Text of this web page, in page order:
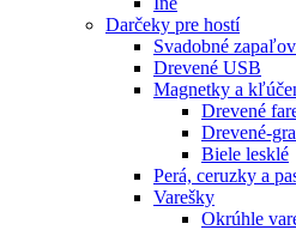
Darčeky pre hostí
Svadobné
Drevené USB
Magnetky a
Drevené
Drevené-
Biele lesklé
Perá, ceruzky a
Varešky
Okrúhle